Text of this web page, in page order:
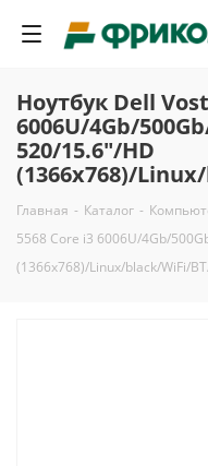
Ноутбук Dell
6006U/4Gb/
520/15.6"/HD
(1366x768)/
Главная - Каталог -
5568 Core i3 6006U/4Gb/
(1366x768)/Linux/black/WiFi/